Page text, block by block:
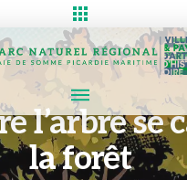
l’arbre se
la forêt